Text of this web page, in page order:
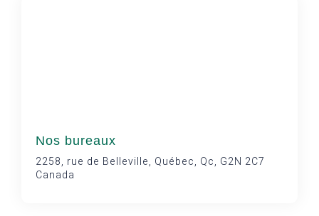
Nos bureaux
2258, rue de Belleville, Québec, Qc, G2N 2C7
Canada